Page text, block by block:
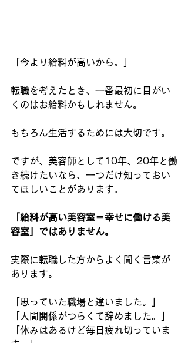
「今より給料が高いから。」
転職を考えたとき、一番最初に目がい
くのはお給料かもしれません。
もちろん生活するためには大切です。
ですが、美容師として10年、20年と働
き続けたいなら、一つだけ知っておい
てほしいことがあります。
「給料が高い美容室＝幸せに働ける美
容室」ではありません。
実際に転職した方からよく聞く言葉が
あります。
「思っていた職場と違いました。」
「人間関係がつらくて辞めました。」
「休みはあるけど毎日疲れ切っていま